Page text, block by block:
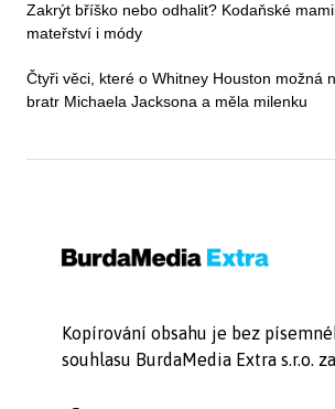
Zakrýt bříško nebo odhalit? Kodaňské
mateřství i módy
Čtyři věci, které o Whitney Houston možná
bratr Michaela Jacksona a měla milenku
Kopírování obsahu je bez
souhlasu BurdaMedia Extra s.r.o.